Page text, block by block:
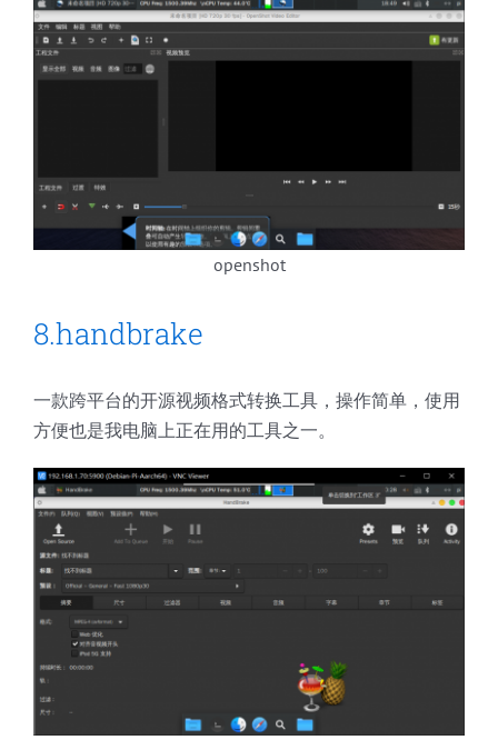
openshot
8.handbrake
一款跨平台的开源视频格式转换工具，操作简单，使用
方便也是我电脑上正在用的工具之一。